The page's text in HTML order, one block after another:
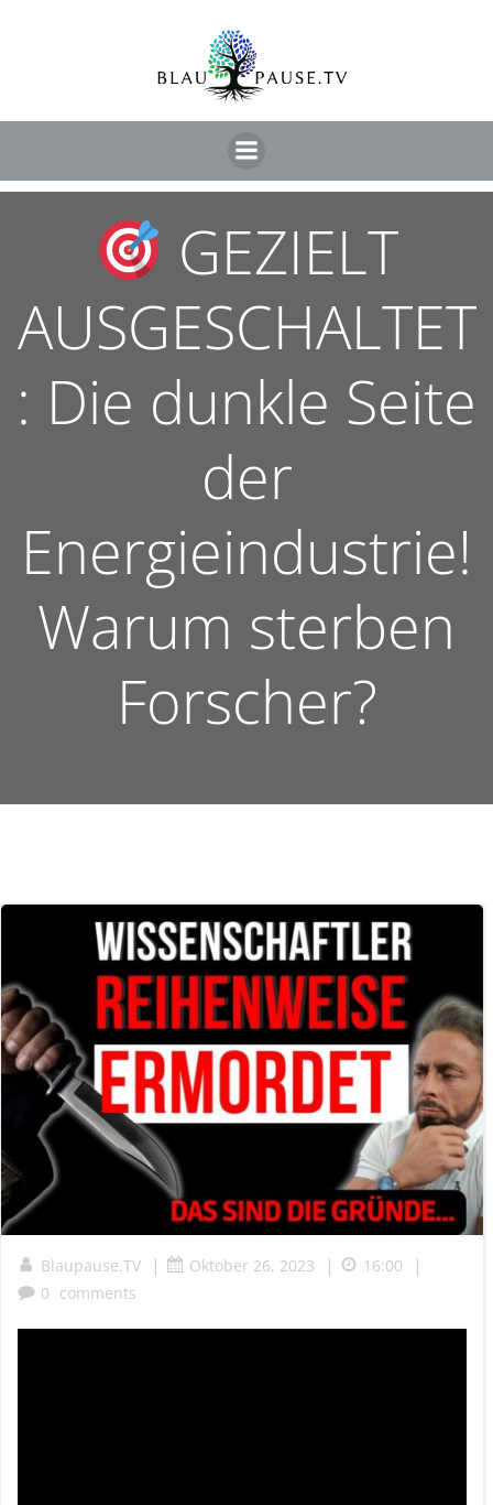
GEZIELT
AUSGESCHALTET
: Die dunkle Seite
der
Energieindustrie!
Warum sterben
Forscher?
Blaupause.TV | Oktober 26, 2023 | 16:00 |
0 comments